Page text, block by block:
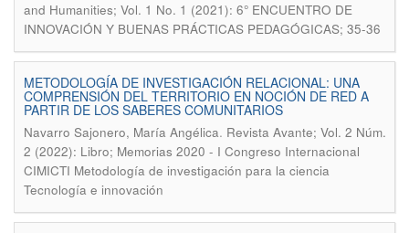
and Humanities; Vol. 1 No. 1 (2021): 6° ENCUENTRO DE
INNOVACIÓN Y BUENAS PRÁCTICAS PEDAGÓGICAS; 35-36
METODOLOGÍA DE INVESTIGACIÓN RELACIONAL: UNA
COMPRENSIÓN DEL TERRITORIO EN NOCIÓN DE RED A
PARTIR DE LOS SABERES COMUNITARIOS
Navarro Sajonero, María Angélica. Revista Avante; Vol. 2 Núm.
2 (2022): Libro; Memorias 2020 - I Congreso Internacional
CIMICTI Metodología de investigación para la ciencia
Tecnología e innovación